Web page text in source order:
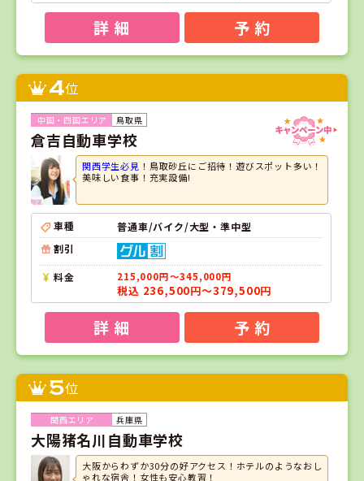
詳 細 予 約
4位
鳥取県
倉吉自動車学校
関西学生必見！ 鳥取砂丘にご招待！遊びスポット多い！
美味しい食事！充実設備!
車種
普通車/バイク/大型・準中型
割引
料金 215,000円～345,000円
税込 236,500円～379,500円
詳 細 予 約
5位
兵庫県
大陽猪名川自動車学校
大阪からわずか30分の好アクセス！ホテルのようなおし
ゃれな宿舎！女性も安心教習！